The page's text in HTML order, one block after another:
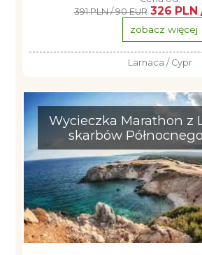
391 PLN / 90 EUR 326 PLN
zobacz więcej
Larnaca / Cypr
Wycieczka Marathon z
skarbów